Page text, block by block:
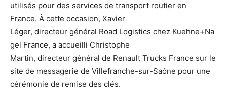
utilisés pour des services de transport routier en
France. À cette occasion, Xavier
Léger, directeur général Road Logistics chez Kuehne+Na
gel France, a accueilli Christophe
Martin, directeur général de Renault Trucks France sur le
site de messagerie de Villefranche-sur-Saône pour une
cérémonie de remise des clés.